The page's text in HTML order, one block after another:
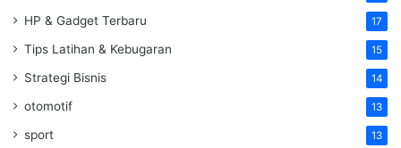
HP & Gadget Terbaru 17
Tips Latihan & Kebugaran 15
Strategi Bisnis 14
otomotif 13
sport 13